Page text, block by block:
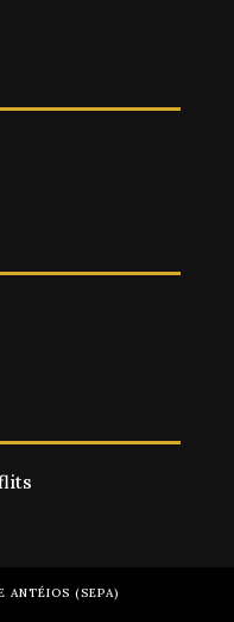
ANTÉIOS (SEPA)